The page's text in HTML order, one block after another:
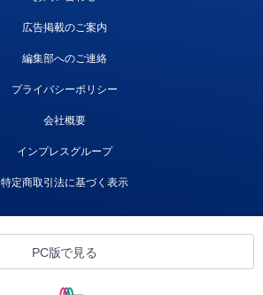
広告掲載のご案内
編集部へのご連絡
プライバシーポリシー
会社概要
インプレスグループ
特定商取引法に基づく表示
PC版で見る